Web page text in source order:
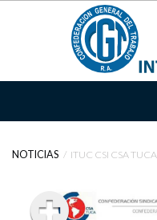
INICIO
INSTITUCIONAL
ÁREAS
NOTICIAS ITUC CSI CSA TUCA